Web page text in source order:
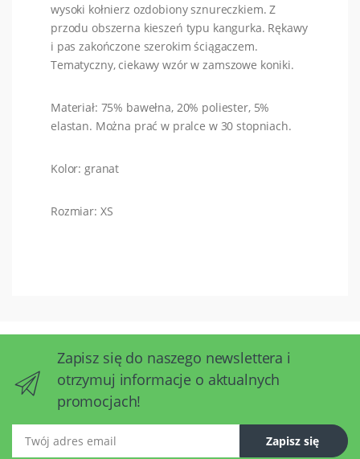
wysoki kołnierz ozdobiony sznureczkiem. Z
przodu obszerna kieszeń typu kangurka. Rękawy
i pas zakończone szerokim ściągaczem.
Tematyczny, ciekawy wzór w zamszowe koniki.
Materiał: 75% bawełna, 20% poliester, 5%
elastan. Można prać w pralce w 30 stopniach.
Kolor: granat
Rozmiar: XS
Zapisz się do naszego newslettera i
otrzymuj informacje o aktualnych
promocjach!
Zapisz się